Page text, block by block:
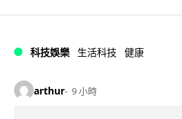
科技娛樂 生活科技 健康
arthur 9 小時